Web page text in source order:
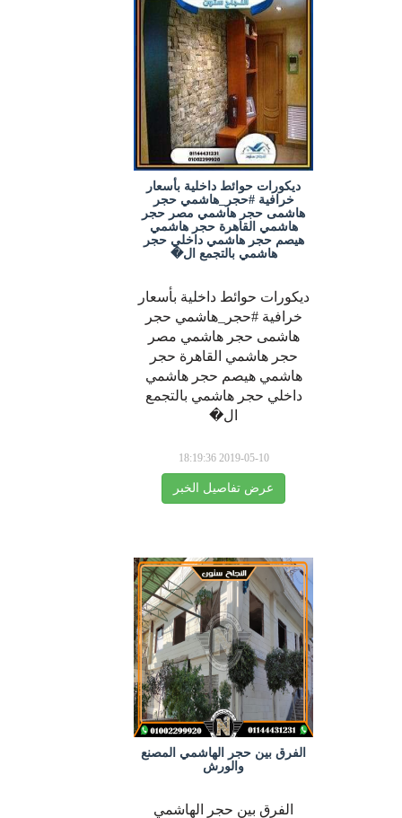
ديكورات حوائط داخلية بأسعار
خرافية #حجر_هاشمي حجر
هاشمى حجر هاشمي مصر حجر
هاشمي القاهرة حجر هاشمي
هيصم حجر هاشمي داخلي حجر
هاشمي بالتجمع ال�
ديكورات حوائط داخلية بأسعار
خرافية #حجر_هاشمي حجر
هاشمى حجر هاشمي مصر
حجر هاشمي القاهرة حجر
هاشمي هيصم حجر هاشمي
داخلي حجر هاشمي بالتجمع
ال�
2019-05-10 18:19:36
عرض تفاصيل الخبر
الفرق بين حجر الهاشمي المصنع
والورش
الفرق بين حجر الهاشمي